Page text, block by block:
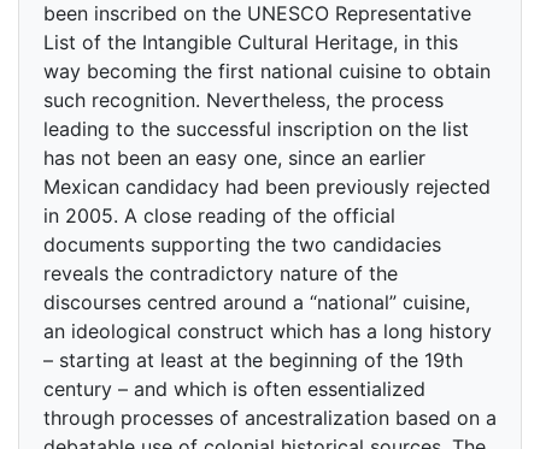
been inscribed on the UNESCO Representative
List of the Intangible Cultural Heritage, in this
way becoming the first national cuisine to obtain
such recognition. Nevertheless, the process
leading to the successful inscription on the list
has not been an easy one, since an earlier
Mexican candidacy had been previously rejected
in 2005. A close reading of the official
documents supporting the two candidacies
reveals the contradictory nature of the
discourses centred around a “national” cuisine,
an ideological construct which has a long history
– starting at least at the beginning of the 19th
century – and which is often essentialized
through processes of ancestralization based on a